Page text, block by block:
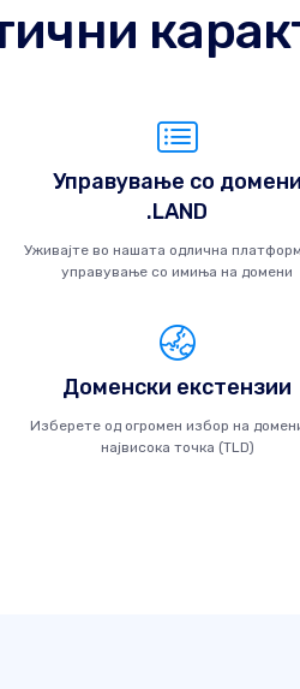
Управување со домени
.LAND
Уживајте во нашата одлична
управување со имиња на домени
Доменски екстензии
Изберете од огромен избор на
највисока точка (TLD)